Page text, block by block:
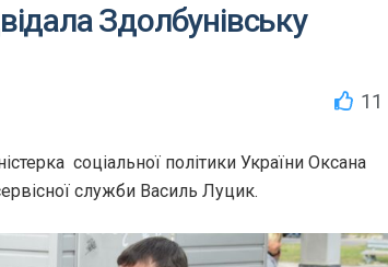
Здолбунівську
11
соціальної політики України Оксана
служби Василь Луцик.